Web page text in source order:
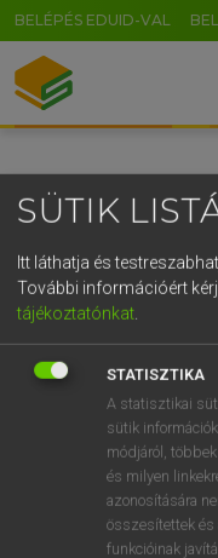
BELÉPÉS EDUID-VAL
SÜTIK
Itt láthatja és
További információért
tájékoztatónkat
STATISZTIKA
A statisztikai
sütik
módjáról,
és milyen
azonosítására
összesítettek és
funkcióinak
GR
5
g h k
v b n m